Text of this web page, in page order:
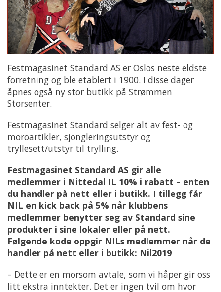
Festmagasinet Standard AS er Oslos neste eldste
forretning og ble etablert i 1900. I disse dager
åpnes også ny stor butikk på Strømmen
Storsenter.
Festmagasinet Standard selger alt av fest- og
moroartikler, sjongleringsutstyr og
tryllesett/utstyr til trylling.
Festmagasinet Standard AS gir alle
medlemmer i Nittedal IL 10% i rabatt – enten
du handler på nett eller i butikk. I tillegg får
NIL en kick back på 5% når klubbens
medlemmer benytter seg av Standard sine
produkter i sine lokaler eller på nett.
Følgende kode oppgir NILs medlemmer når de
handler på nett eller i butikk: Nil2019
– Dette er en morsom avtale, som vi håper gir oss
litt ekstra inntekter. Det er ingen tvil om hvor